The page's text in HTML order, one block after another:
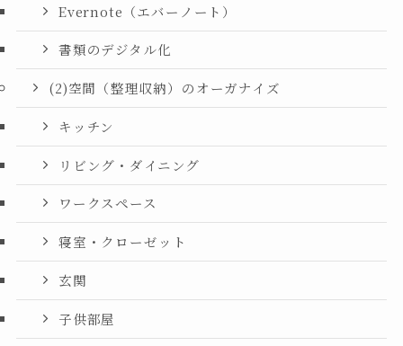
Evernote（エバーノート）
書類のデジタル化
(2)空間（整理収納）のオーガナイズ
キッチン
リビング・ダイニング
ワークスペース
寝室・クローゼット
玄関
子供部屋